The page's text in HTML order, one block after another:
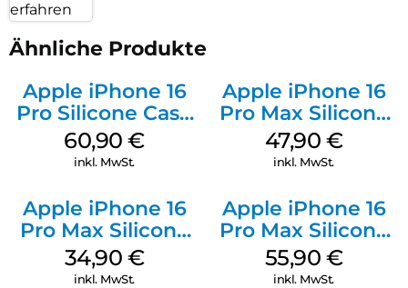
erfahren
Ähnliche Produkte
Apple iPhone 16
Pro Silicone Case
MagSafe Stone
Gray
60,90€
inkl. MwSt.
Apple iPhone 16
Pro Max Silicone
Case MagSafe
Black
47,90 €
inkl. MwSt.
Apple iPhone 16
Pro Max Silicone
Case MagSafe
Denim
34,90 €
inkl. MwSt.
Apple iPhone 16
Pro Max Silicone
Case MagSafe
Stone Gray
55,90 €
inkl. MwSt.